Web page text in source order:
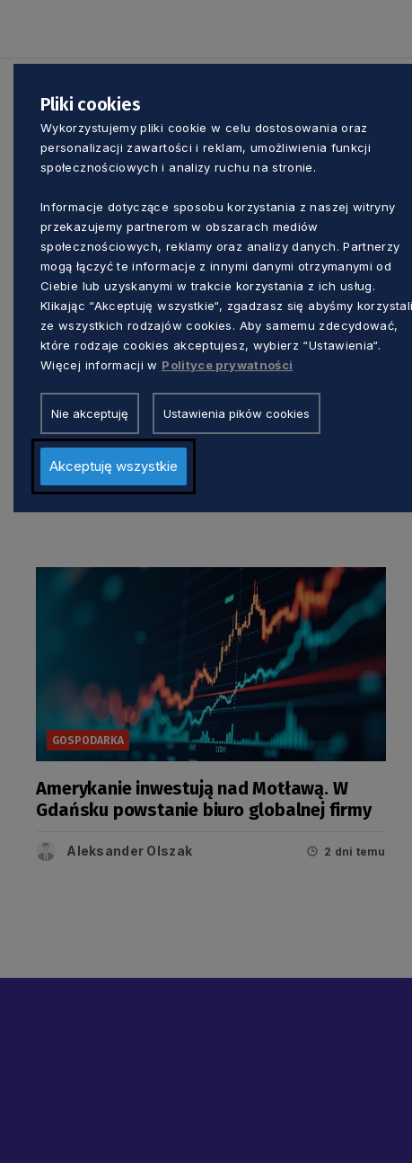
Zobacz również
ELEKTROWNIA JĄDROWA
EuroVelo 10/13. Jak przejechać w rejonie
budowanej elektrowni jądrowej?
Aleksander Olszak
GOSPODARKA
Amerykanie inwestują nad Motławą. W
Gdańsku powstanie biuro globalnej firmy
Aleksander Olszak 2 dni temu
Pliki cookies
Wykorzystujemy pliki cookie w celu dostosowania oraz
personalizacji zawartości i reklam, umożliwienia funkcji
społecznościowych i analizy ruchu na stronie.
Informacje dotyczące sposobu korzystania z naszej witryny
przekazujemy partnerom w obszarach mediów
społecznościowych, reklamy oraz analizy danych. Partnerzy
mogą łączyć te informacje z innymi danymi otrzymanymi od
Ciebie lub uzyskanymi w trakcie korzystania z ich usług.
Klikając “Akceptuję wszystkie“, zgadzasz się abyśmy
ze wszystkich rodzajów cookies. Aby samemu zdecydować,
które rodzaje cookies akceptujesz, wybierz “Ustawienia“.
Więcej informacji w Polityce prywatności
Nie akceptuję Ustawienia pików cookies
Akceptuję wszystkie